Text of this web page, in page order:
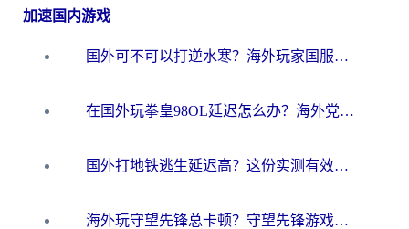
加速国内游戏
国外可不可以打逆水寒？海外玩家国服畅玩终极指南（附漫威荒野乱斗加速方案）
在国外玩拳皇98OL延迟怎么办？海外党亲测有效的低延迟指南
国外打地铁逃生延迟高？这份实测有效的低延迟指南帮你吃鸡
海外玩守望先锋总卡顿？守望先锋游戏加速器在哪里买&避坑指南（附欧洲非洲游戏实测）